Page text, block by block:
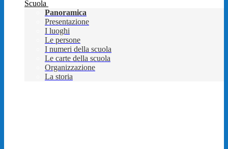
Scuola
Panoramica
Presentazione
I luoghi
Le persone
I numeri della scuola
Le carte della scuola
Organizzazione
La storia